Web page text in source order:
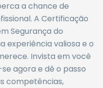
a chance de
A Certificação
Segurança do
experiência valiosa e o
Invista em você
agora e dê o passo
competências,